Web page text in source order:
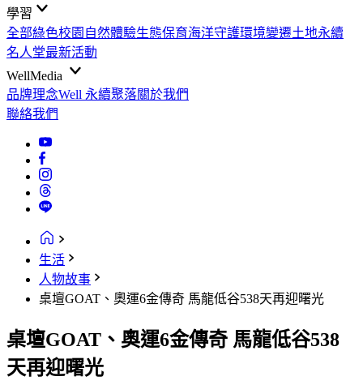
學習
全部綠色校園 自然體驗生態保育海洋守護環境變遷土地永續
名人堂最新活動
WellMedia
品牌理念Well 永續聚落關於我們
聯絡我們
生活
人物故事
桌壇GOAT、奧運6金傳奇 馬龍低谷538天再迎曙光
桌壇GOAT、奧運6金傳奇 馬龍低谷538
天再迎曙光